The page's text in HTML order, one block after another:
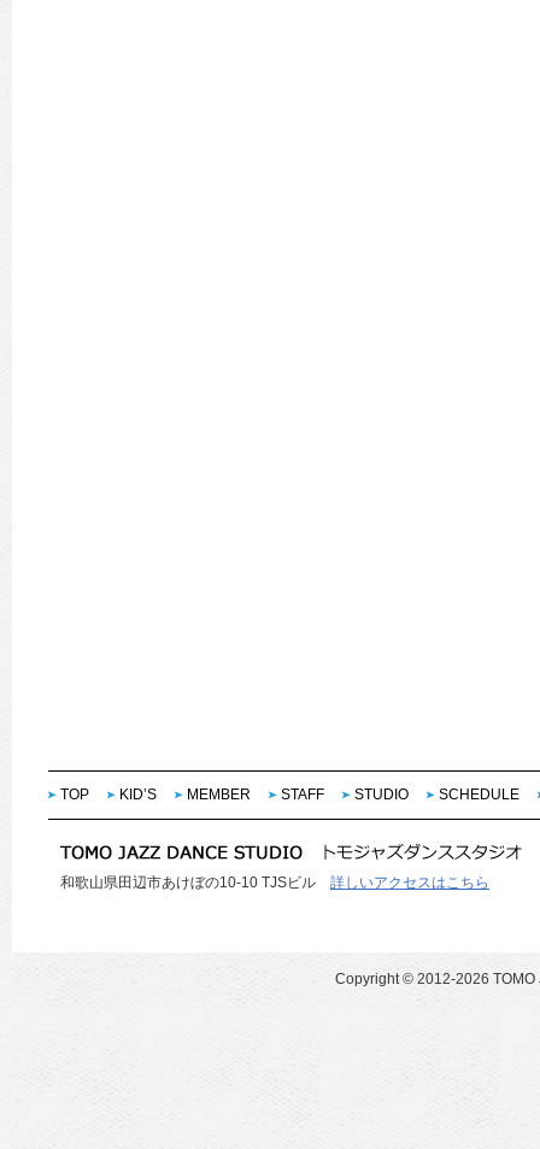
TOP KID’S MEMBER STAFF STUDIO SCHEDULE
和歌山県田辺市あけぼの10-10 TJSビル 詳しいアクセスはこちら
Copyright © 2012-2026 TOMO